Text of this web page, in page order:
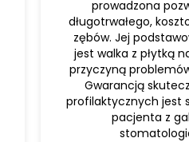
prowadzona
długotrwałego,
zębów. Jej
jest walka z płytką
przyczyną
Gwarancją
profilaktycznych jest
pacjenta z